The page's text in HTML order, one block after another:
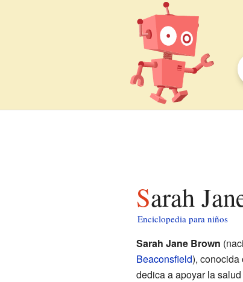
Sarah
Enciclopedia para niños
Sarah Jane Brown
Beaconsfield), conocida
dedica a apoyar la